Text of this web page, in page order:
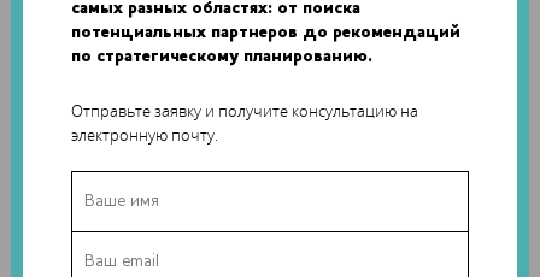
самых разных областях: от поиска
потенциальных партнеров до рекомендаций
по стратегическому планированию.
Отправьте заявку и получите консультацию на
электронную почту.
впечатляющими механическими и термальными
свойствами за счет усиления стекловолокном. Речь идет о
работать при высокой температуре. Производители
подчеркивают, что XSTRAND обеспечивает более быстрое,
готовых деталей.